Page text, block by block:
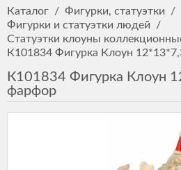
Каталог / Фигурки, статуэтки
/
Фигурки и статуэтки людей
/
Статуэтки клоуны
К101834 Фигурка Клоун
К101834 Фигурка Клоун
фарфор